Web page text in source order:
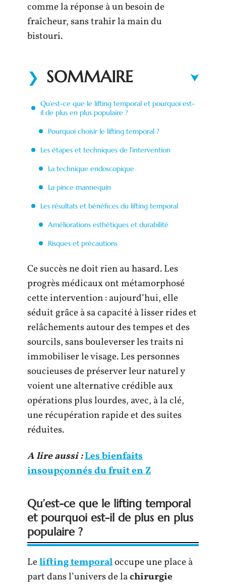
comme la réponse à un besoin de
fraîcheur, sans trahir la main du
bistouri.
SOMMAIRE
Qu’est-ce que le lifting temporal et pourquoi est-
il de plus en plus populaire ?
Pourquoi choisir le lifting temporal ?
Les étapes et techniques de l’intervention
La technique endoscopique
La pince mannequin
Les résultats et bénéfices du lifting temporal
Améliorations esthétiques et durabilité
Risques et précautions
Ce succès ne doit rien au hasard. Les
progrès médicaux ont métamorphosé
cette intervention : aujourd’hui, elle
séduit grâce à sa capacité à lisser rides et
relâchements autour des tempes et des
sourcils, sans bouleverser les traits ni
immobiliser le visage. Les personnes
soucieuses de préserver leur naturel y
voient une alternative crédible aux
opérations plus lourdes, avec, à la clé,
une récupération rapide et des suites
réduites.
A lire aussi :Les bienfaits
insoupçonnés du fruit en Z
Qu’est-ce que le lifting temporal
et pourquoi est-il de plus en plus
populaire ?
Lelifting temporaloccupe une place à
part dans l’univers de lachirurgie